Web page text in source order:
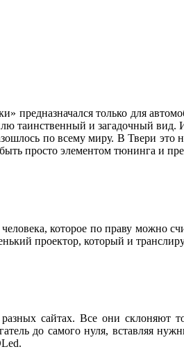
предназначался только для
таинственный и загадочный
по всему миру. В Твери
быть просто элементом тюнинга и
которое по праву можно
проектор, который и
сайтах. Все они склоняют
до самого нуля, вставляя